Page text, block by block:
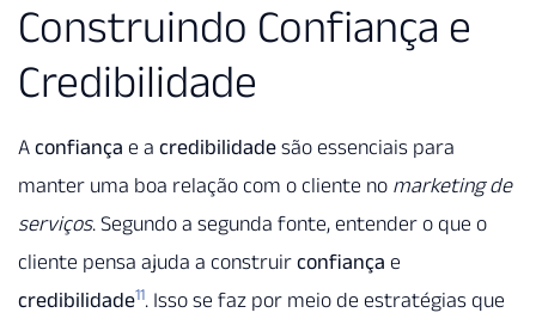
Construindo Confiança e
Credibilidade
A confiança e a credibilidade são essenciais para
manter uma boa relação com o cliente no marketing de
serviços. Segundo a segunda fonte, entender o que o
cliente pensa ajuda a construir confiança e
credibilidade11. Isso se faz por meio de estratégias que